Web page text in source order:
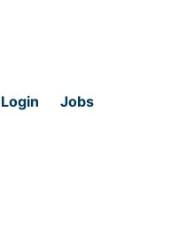
Login Jobs